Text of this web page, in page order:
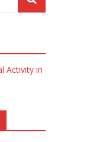
Activity in